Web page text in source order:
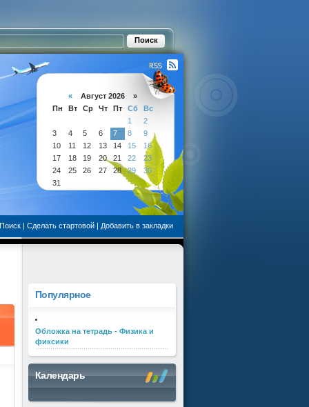
« Август 2026 »
Пн
Вт Ср Чт Пт Сб
Вс
1
2
3
4 5 6 7 8
9
10
11 12 13 14 15
16
17
18 19 20 21 22
23
24
25 26 27 28 29
30
31
Поиск | Сделать стартовой | Добавить в закладки
Популярное
Обложка на тетрадь - Физика и
фиксики
Календарь